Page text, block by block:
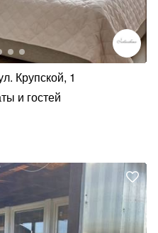
Крупской, 1
и гостей